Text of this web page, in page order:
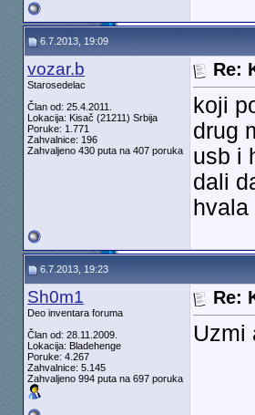
6.7.2013, 19:09
vozar.b
Starosedelac
Član od: 25.4.2011.
Lokacija: Kisač (21211) Srbija
Poruke: 1.771
Zahvalnice: 196
Zahvaljeno 430 puta na 407 poruka
Re:
koji
drug
usb i
dali
hvala
6.7.2013, 19:23
Sh0m1
Deo inventara foruma
Član od: 28.11.2009.
Lokacija: Bladehenge
Poruke: 4.267
Zahvalnice: 5.145
Zahvaljeno 994 puta na 697 poruka
Re:
Uzmi